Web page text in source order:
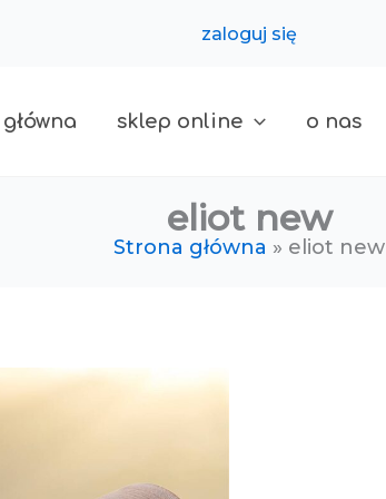
zaloguj się
sklep online o nas
eliot new
Strona główna eliot new